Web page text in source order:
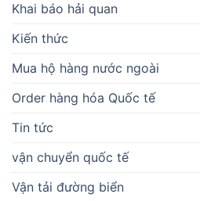
Khai báo hải quan
Kiến thức
Mua hộ hàng nước ngoài
Order hàng hóa Quốc tế
Tin tức
vận chuyển quốc tế
Vận tải đường biển